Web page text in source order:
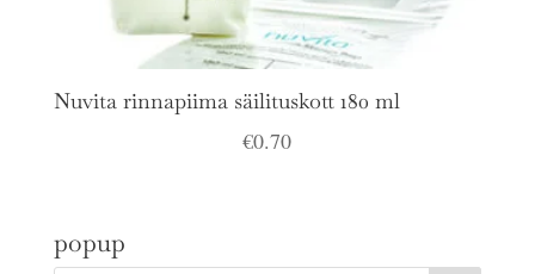
Nuvita rinnapiima säilituskott 180 ml
€0.70
popup